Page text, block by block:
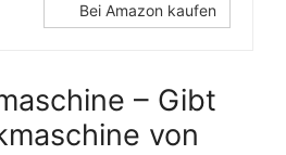
Bei Amazon kaufen
– Gibt
von